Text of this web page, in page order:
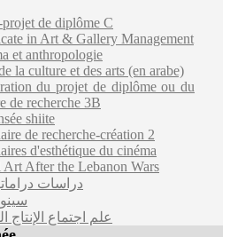
de diplôme C
in Art & Gallery Management
et anthropologie
la culture et des arts (en arabe)
du projet de diplôme ou du
de recherche 3B
shiite
de recherche-création 2
d'esthétique du cinéma
Art After the Lebanon Wars
دراسات
علم اجتماع الإنتاج